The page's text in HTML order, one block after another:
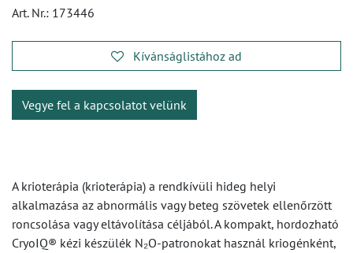
Art. Nr.: 173446
Kívánságlistához ad
Vegye fel a kapcsolatot velünk
A krioterápia (krioterápia) a rendkívüli hideg helyi
alkalmazása az abnormális vagy beteg szövetek ellenőrzött
roncsolása vagy eltávolítása céljából. A kompakt, hordozható
CryoIQ® kézi készülék N₂O-patronokat használ kriogénként,